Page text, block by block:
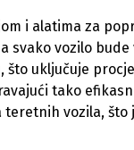
i alatima za
svako vozilo
što uključuje
tako
vozila,